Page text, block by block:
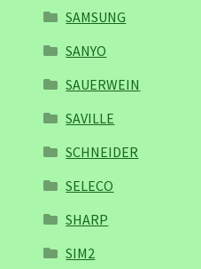
SAMSUNG
SANYO
SAUERWEIN
SAVILLE
SCHNEIDER
SELECO
SHARP
SIM2